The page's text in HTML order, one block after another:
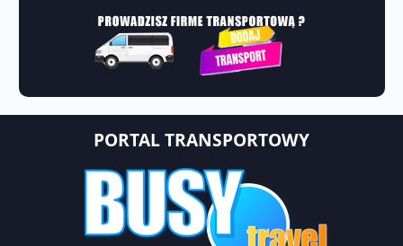
PORTAL TRANSPORTOWY